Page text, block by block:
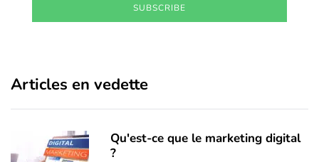
SUBSCRIBE
Articles en vedette
Qu'est-ce que le marketing digital
?